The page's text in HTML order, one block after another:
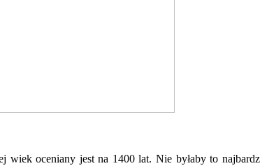
oceniany jest na 1400 lat. Nie byłaby to